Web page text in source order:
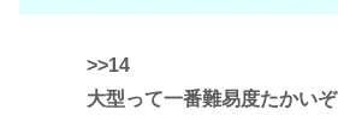
>>14
大型って一番難易度たかいぞ